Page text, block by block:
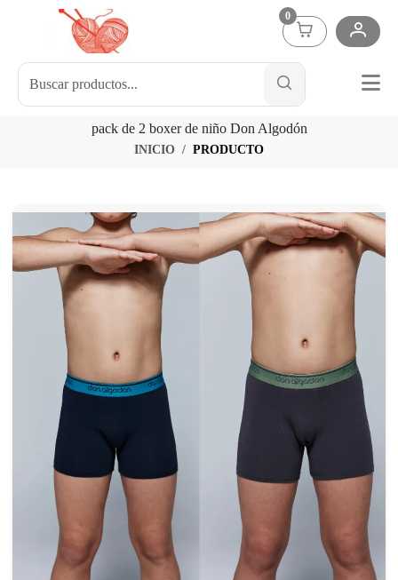
0
pack de 2 boxer de niño Don Algodón
INICIO PRODUCTO